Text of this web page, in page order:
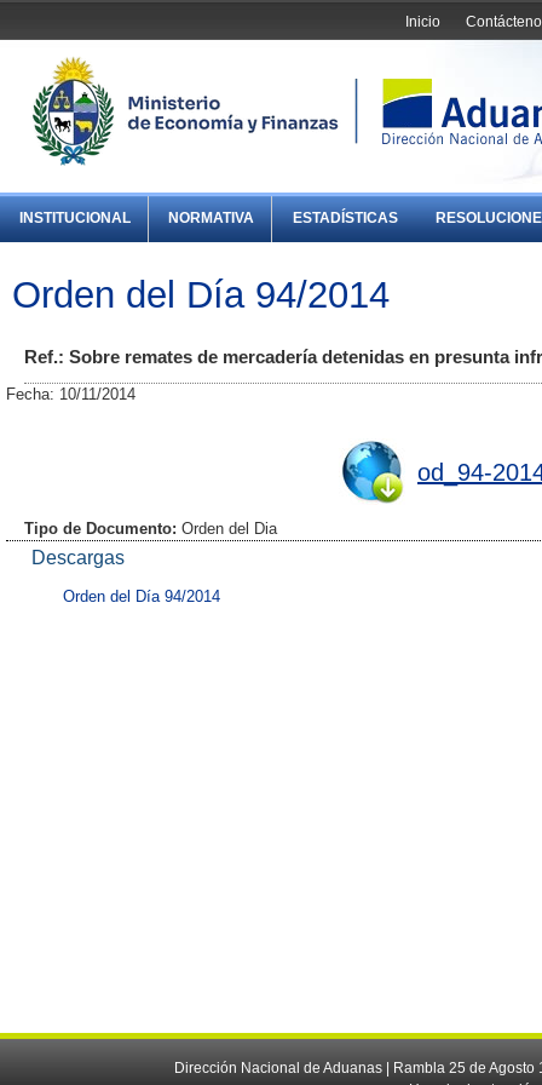
Inicio
INSTITUCIONAL NORMATIVA ESTADÍSTICAS
Orden del Día 94/2014
Ref.: Sobre remates de mercadería detenidas en presunta
Fecha: 10/11/2014
od_94-
Tipo de Documento: Orden del Dia
Descargas
Orden del Día 94/2014
Dirección Nacional de Aduanas | Rambla 25 de